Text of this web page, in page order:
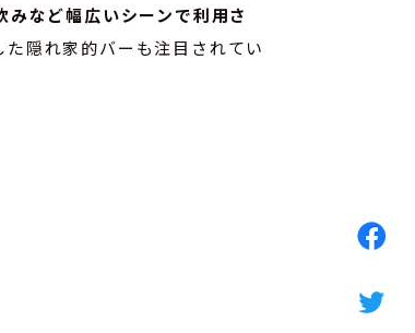
みなど幅広いシーンで利用さ
隠れ家的バーも注目されてい